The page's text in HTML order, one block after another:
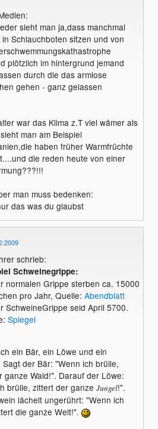
sieht man ja,dass manchmal
Schlauchboten sitzen und von
plötzlich im hintergrund jemand
durch die das armlose
gehen - ganz gelassen
war das Klima z.T viel wämer als
man am Beispiel
haben früher Warmfrüchte
die reden heute von einer
man muss bedenken:
das was du glaubst
schrieb:
Schweinegrippe:
normalen Grippe sterben ca. 15000
pro Jahr, Quelle: Abendblatt
SchweineGrippe seid April 5700.
Spiegel
ein Bär, ein Löwe und ein
Sagt der Bär: "Wenn ich brülle,
ganze Wald!". Darauf der Löwe:
brülle, zittert der ganze Jungel!".
lächelt ungerührt: "Wenn ich
die ganze Welt!".